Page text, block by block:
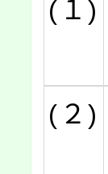
(１)
(２)